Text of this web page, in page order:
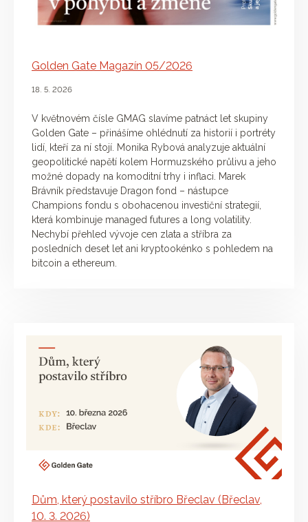
Golden Gate Magazín 05/2026
18. 5. 2026
V květnovém čísle GMAG slavíme patnáct let skupiny
Golden Gate – přinášíme ohlédnutí za historií i portréty
lidí, kteří za ní stojí. Monika Rybová analyzuje aktuální
geopolitické napětí kolem Hormuzského průlivu a jeho
možné dopady na komoditní trhy i inflaci. Marek
Brávník představuje Dragon fond – nástupce
Champions fondu s obohacenou investiční strategií,
která kombinuje managed futures a long volatility.
Nechybí přehled vývoje cen zlata a stříbra za
posledních deset let ani kryptookénko s pohledem na
bitcoin a ethereum.
Dům, který postavilo stříbro Břeclav (Břeclav,
10. 3. 2026)